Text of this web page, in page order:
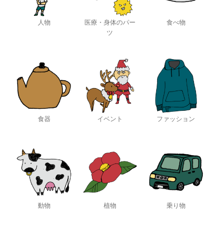
人物
医療・身体のパー
ツ
食べ物
食器 イベント ファッション
動物 植物 乗り物